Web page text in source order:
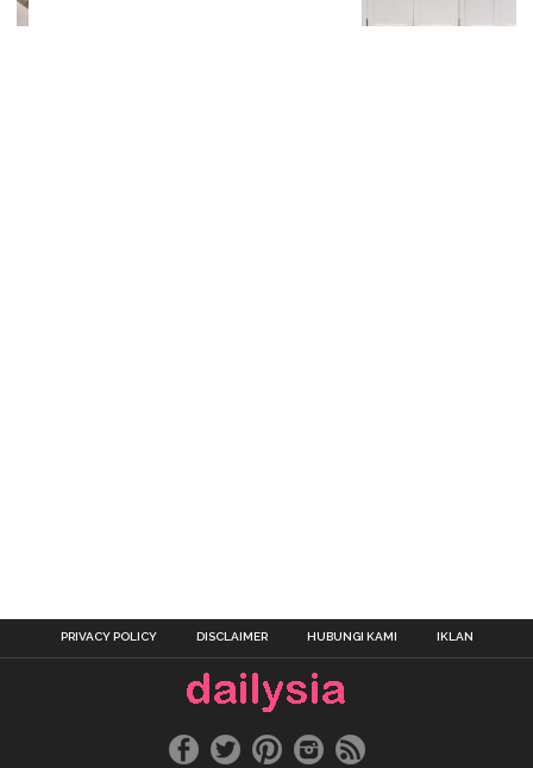
PRIVACY POLICY DISCLAIMER HUBUNGI KAMI IKLAN